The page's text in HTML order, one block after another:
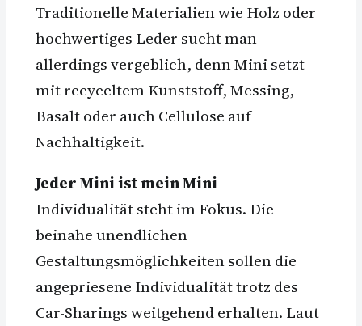
Traditionelle Materialien wie Holz oder
hochwertiges Leder sucht man
allerdings vergeblich, denn Mini setzt
mit recyceltem Kunststoff, Messing,
Basalt oder auch Cellulose auf
Nachhaltigkeit.
Jeder Mini ist mein Mini
Individualität steht im Fokus. Die
beinahe unendlichen
Gestaltungsmöglichkeiten sollen die
angepriesene Individualität trotz des
Car-Sharings weitgehend erhalten. Laut